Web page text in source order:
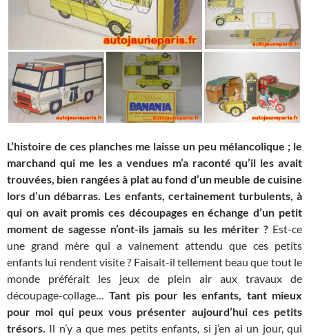
L’histoire de ces planches me laisse un peu mélancolique ; le
marchand qui me les a vendues m’a raconté qu’il les avait
trouvées, bien rangées à plat au fond d’un meuble de cuisine
lors d’un débarras. Les enfants, certainement turbulents, à
qui on avait promis ces découpages en échange d’un petit
moment de sagesse n’ont-ils jamais su les mériter ?Est-ce
une grand mère qui a vainement attendu que ces petits
enfants lui rendent visite ? Faisait-il tellement beau que tout le
monde préférait les jeux de plein air aux travaux de
découpage-collage…Tant pis pour les enfants, tant mieux
pour moi qui peux vous présenter aujourd’hui ces petits
trésors. Il n’y a que mes petits enfants, si j’en ai un jour, qui